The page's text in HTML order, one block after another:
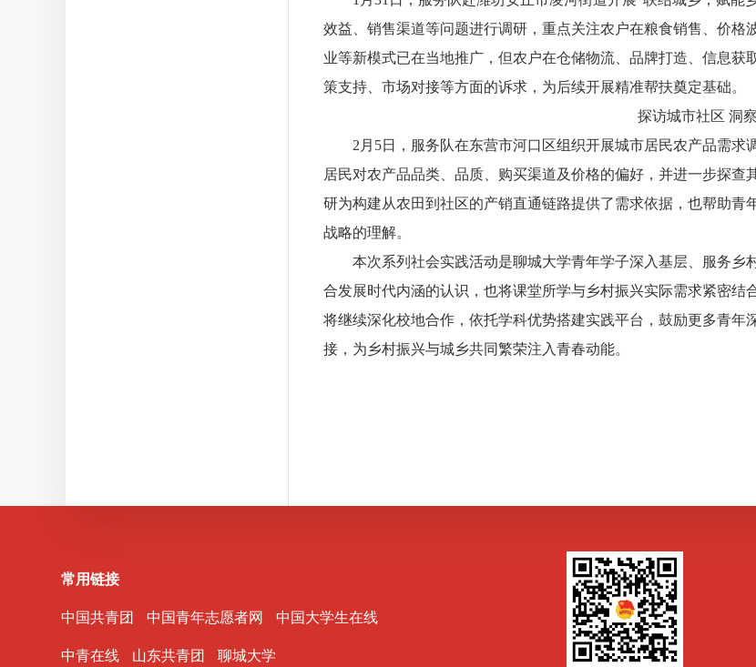
效益、销售渠道等问题进行调研，重点关注农户在粮食销售、价
业等新模式已在当地推广，但农户在仓储物流、品牌打造、信息
策支持、市场对接等方面的诉求，为后续开展精准帮扶奠定基础。
探访城市社区 洞
2月5日，服务队在东营市河口区组织开展城市居民农产品需求
居民对农产品品类、品质、购买渠道及价格的偏好，并进一步探
研为构建从农田到社区的产销直通链路提供了需求依据，也帮助
战略的理解。
本次系列社会实践活动是聊城大学青年学子深入基层、服务乡
合发展时代内涵的认识，也将课堂所学与乡村振兴实际需求紧密
将继续深化校地合作，依托学科优势搭建实践平台，鼓励更多青
接，为乡村振兴与城乡共同繁荣注入青春动能。
常用链接
中国共青团 中国青年志愿者网 中国大学生在线
中青在线 山东共青团 聊城大学